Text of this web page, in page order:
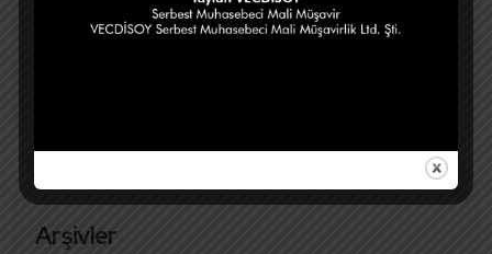
Son Yorumlar
Arşivler